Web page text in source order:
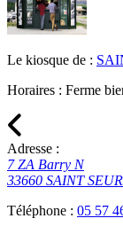
Le kiosque de :
Horaires : Ferme
Adresse :
7 ZA Barry N
33660 SAINT
Téléphone : 05 57